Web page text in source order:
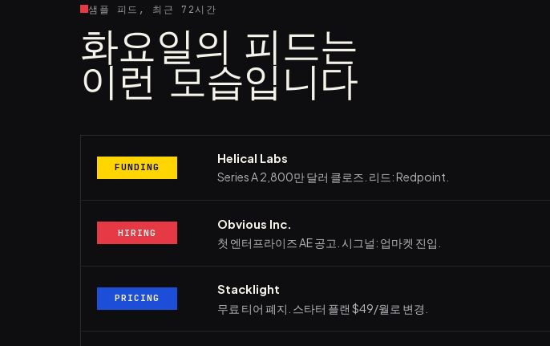
샘플 피드, 최근 72시간
화요일의 피드는
이런 모습입니다
FUNDING
Helical Labs
Series A 2,800만 달러 클로즈. 리드: Redpoint.
HIRING
Obvious Inc.
첫 엔터프라이즈 AE 공고. 시그널: 업마켓 진입.
PRICING
Stacklight
무료 티어 폐지. 스타터 플랜 $49/월로 변경.